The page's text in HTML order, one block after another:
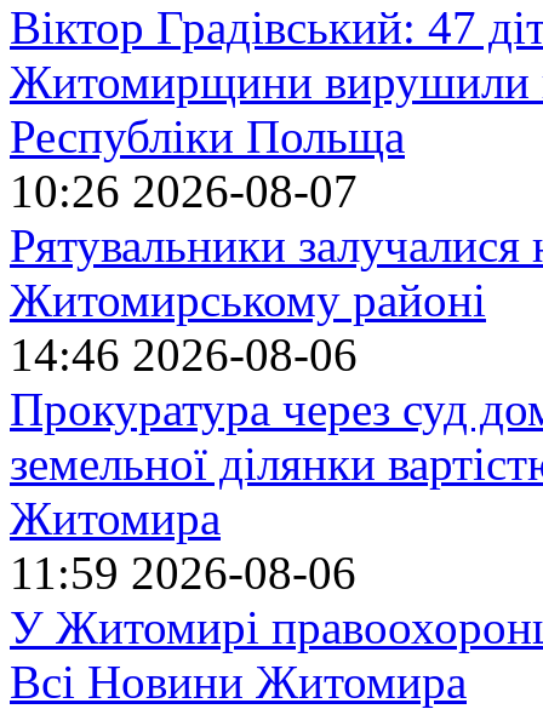
Віктор Градівський: 47
Житомирщини вирушили
Республіки Польща
10:26 2026-08-07
Рятувальники
Житомирському районі
14:46 2026-08-06
Прокуратура через суд
земельної ділянки
Житомира
11:59 2026-08-06
У Житомирі
Всі Новини Житомира